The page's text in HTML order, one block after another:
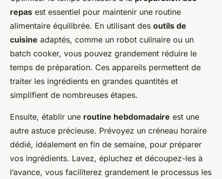
repas est essentiel pour maintenir une routine
alimentaire équilibrée. En utilisant des outils de
cuisine adaptés, comme un robot culinaire ou un
batch cooker, vous pouvez grandement réduire le
temps de préparation. Ces appareils permettent de
traiter les ingrédients en grandes quantités et
simplifient de nombreuses étapes.
Ensuite, établir une routine hebdomadaire est une
autre astuce précieuse. Prévoyez un créneau horaire
dédié, idéalement en fin de semaine, pour préparer
vos ingrédients. Lavez, épluchez et découpez-les à
l’avance, vous faciliterez grandement le processus les